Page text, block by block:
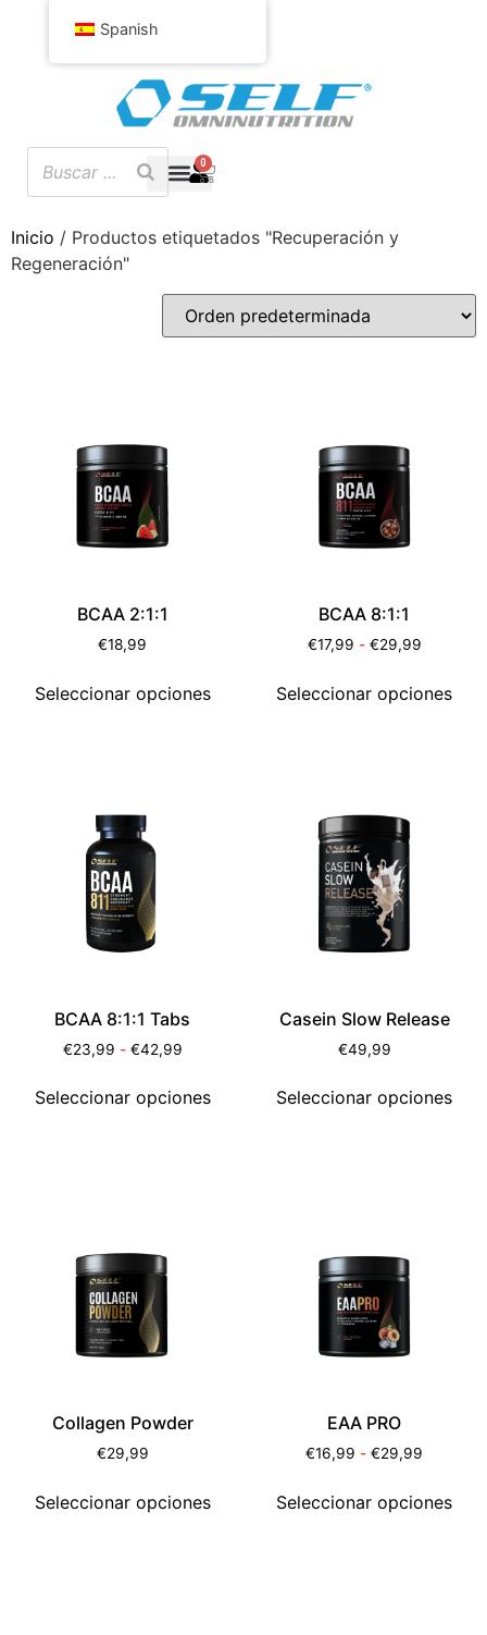
0
Inicio / Productos etiquetados "Recuperación y
Regeneración"
BCAA 2:1:1
€18,99
Seleccionar opciones
BCAA 8:1:1
€17,99 - €29,99
Seleccionar opciones
BCAA 8:1:1 Tabs
€23,99 - €42,99
Seleccionar opciones
Casein Slow Release
€49,99
Seleccionar opciones
Collagen Powder
€29,99
Seleccionar opciones
EAA PRO
€16,99 -€29,99
Seleccionar opciones
Spanish